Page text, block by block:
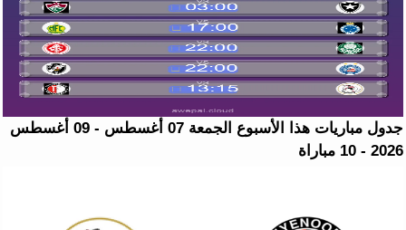
جدول مباريات هذا الأسبوع الجمعة 07 أغسطس - 09 أغسطس
2026 - 10 مباراة